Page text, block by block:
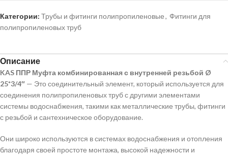
Категории: Трубы и фитинги полипропиленовые, Фитинги для
полипропиленовых труб
Описание
KAS ППР Муфта комбинированная с внутренней резьбой Ø
25*3/4″ — Это соединительный элемент, который используется для
соединения полипропиленовых труб с другими элементами
системы водоснабжения, такими как металлические трубы, фитинги
с резьбой и сантехническое оборудование.
Они широко используются в системах водоснабжения и отопления
благодаря своей простоте монтажа, высокой надежности и